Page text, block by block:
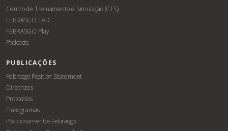
Centro de Treinamento e Simulação (CTS)
FEBRASGO EAD
FEBRASGO Play
Podcasts
PUBLICAÇÕES
Febrasgo Position Statement
Diretrizes
Protocolos
Fluxogramas
Posicionamentos Febrasgo